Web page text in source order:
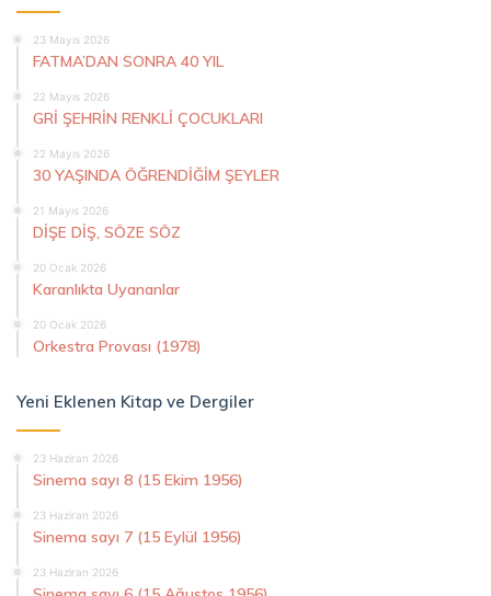
23 Mayıs 2026
FATMA’DAN SONRA 40 YIL
22 Mayıs 2026
GRİ ŞEHRİN RENKLİ ÇOCUKLARI
22 Mayıs 2026
30 YAŞINDA ÖĞRENDİĞİM ŞEYLER
21 Mayıs 2026
DİŞE DİŞ, SÖZE SÖZ
20 Ocak 2026
Karanlıkta Uyananlar
20 Ocak 2026
Orkestra Provası (1978)
Yeni Eklenen Kitap ve Dergiler
23 Haziran 2026
Sinema sayı 8 (15 Ekim 1956)
23 Haziran 2026
Sinema sayı 7 (15 Eylül 1956)
23 Haziran 2026